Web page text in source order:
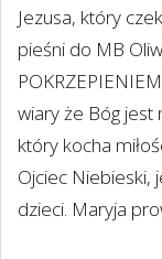
Jezusa, który
pieśni do MB
wiary że Bóg jest
który kocha
Ojciec Niebieski,
dzieci. Maryja